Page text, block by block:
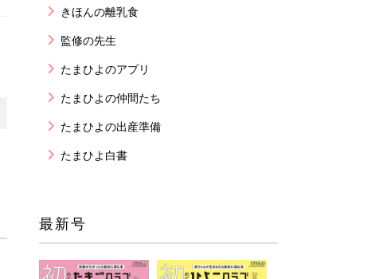
きほんの離乳食
監修の先生
たまひよのアプリ
たまひよの仲間たち
たまひよの出産準備
たまひよ白書
最新号